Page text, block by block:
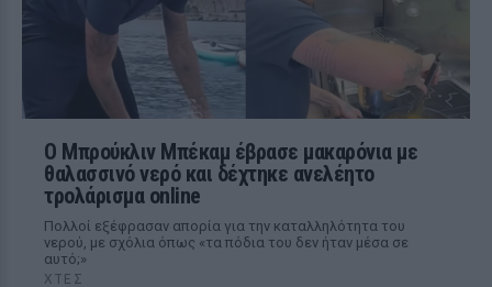
Ο Μπρούκλιν Μπέκαμ έβρασε μακαρόνια με
θαλασσινό νερό και δέχτηκε ανελέητο
τρολάρισμα online
Πολλοί εξέφρασαν απορία για την καταλληλότητα του
νερού, με σχόλια όπως «τα πόδια του δεν ήταν μέσα σε
αυτό;»
ΧΤΕΣ